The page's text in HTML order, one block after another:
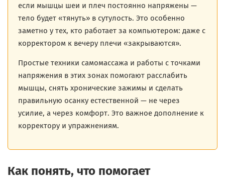
если мышцы шеи и плеч постоянно напряжены —
тело будет «тянуть» в сутулость. Это особенно
заметно у тех, кто работает за компьютером: даже с
корректором к вечеру плечи «закрываются».
Простые техники самомассажа и работы с точками
напряжения в этих зонах помогают расслабить
мышцы, снять хронические зажимы и сделать
правильную осанку естественной — не через
усилие, а через комфорт. Это важное дополнение к
корректору и упражнениям.
Как понять, что помогает